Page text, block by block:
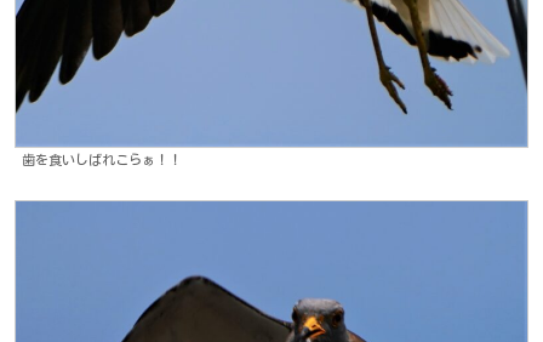
歯を食いしばれこらぁ！！